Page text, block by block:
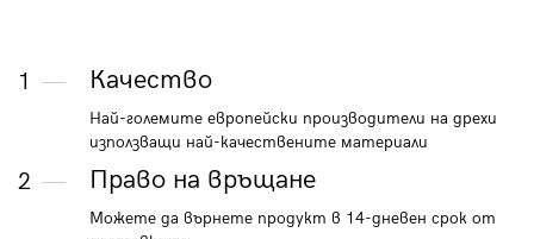
1 Качество
Най-големите европейски производители на дрехи
използващи най-качествените материали
2 Право на връщане
Можете да върнете продукт в 14-дневен срок от